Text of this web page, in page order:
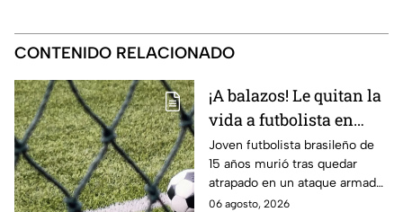
CONTENIDO RELACIONADO
¡A balazos! Le quitan la
vida a futbolista en
pleno partido
Joven futbolista brasileño de
15 años murió tras quedar
atrapado en un ataque armado
en Maceió. Autoridades
06 agosto, 2026